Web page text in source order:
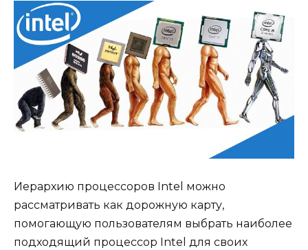
Иерархию процессоров Intel можно
рассматривать как дорожную карту,
помогающую пользователям выбрать наиболее
подходящий процессор Intel для своих